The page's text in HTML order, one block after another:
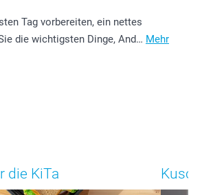
Tag vorbereiten, ein nettes
die wichtigsten Dinge, And… Mehr
die KiTa